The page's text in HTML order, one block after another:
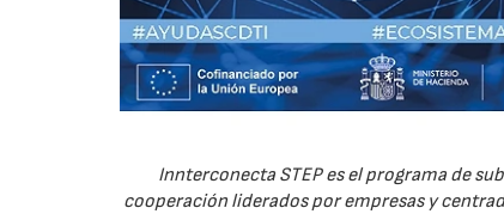
Innterconecta STEP es el programa de
cooperación liderados por empresas y